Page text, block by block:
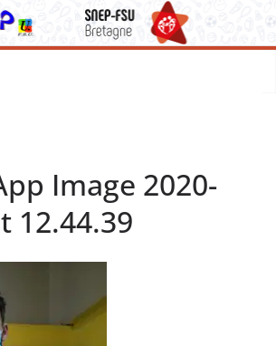
Image 2020-
12.44.39